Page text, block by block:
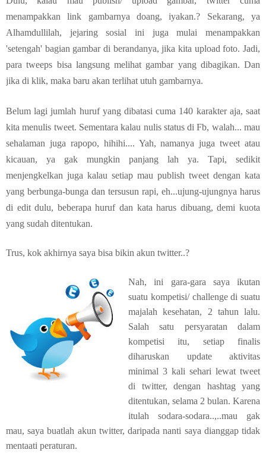
menampakkan link gambarnya doang, iyakan.? Sekarang, ya
Alhamdullilah, jejaring sosial ini juga mulai menampakkan
'setengah' bagian gambar di berandanya, jika kita upload foto. Jadi,
para tweeps bisa langsung melihat gambar yang dibagikan. Dan
jika di klik, maka baru akan terlihat utuh gambarnya.
Belum lagi jumlah huruf yang dibatasi cuma 140 karakter aja, saat
kita menulis tweet. Sementara kalau nulis status di Fb, walah... mau
sehalaman juga rapopo, hihihi.... Yah, namanya juga tweet atau
kicauan, ya gak mungkin panjang lah ya. Tapi, sedikit
menjengkelkan juga kalau setiap mau publish tweet dengan kata
yang berbunga-bunga dan tersusun rapi, eh...ujung-ujungnya harus
di edit dulu, beberapa huruf dan kata harus dibuang, demi kuota
yang sudah ditentukan.
Trus, kok akhirnya saya bisa bikin akun twitter..?
Nah, ini gara-gara saya ikutan
suatu kompetisi/ challenge di suatu
majalah kesehatan, 2 tahun lalu.
Salah satu persyaratan dalam
kompetisi itu, setiap finalis
diharuskan update aktivitas
minimal 3 kali sehari lewat tweet
di twitter, dengan hashtag yang
ditentukan, selama 2 bulan. Karena
itulah sodara-sodara..,..mau gak
mau, saya buatlah akun twitter, daripada nanti saya dianggap tidak
mentaati peraturan.